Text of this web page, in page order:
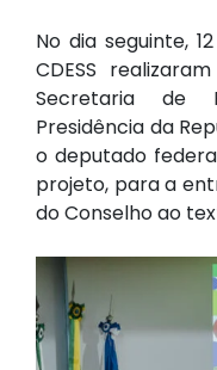
No dia seguinte,
CDESS
Secretaria de
Presidência da
o deputado
projeto, para a
do Conselho ao